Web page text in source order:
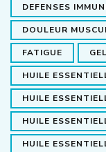
DEFENSES
DOULEUR
FATIGUE
HUILE
HUILE
HUILE
HUILE